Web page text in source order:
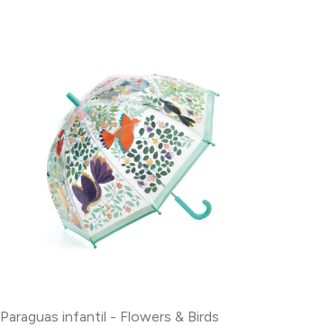
Paraguas infantil - Flowers & Birds